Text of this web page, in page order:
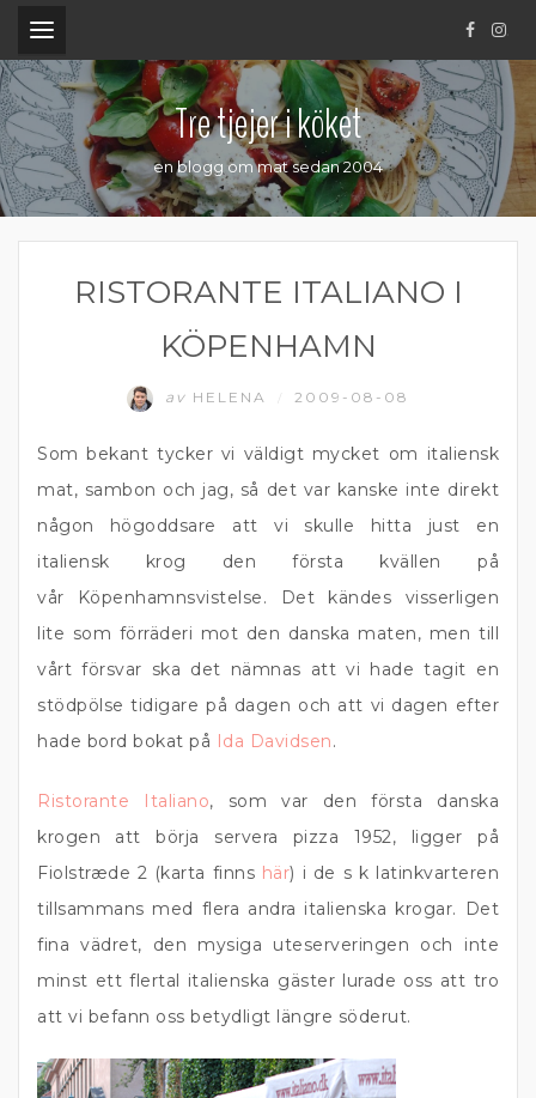
.
Tre tjejer i köket
en blogg om mat sedan 2004
RISTORANTE ITALIANO I
KÖPENHAMN
av HELENA 2009-08-08
Som bekant tycker vi väldigt mycket om italiensk
mat, sambon och jag, så det var kanske inte direkt
någon högoddsare att vi skulle hitta just en
italiensk krog den första kvällen på
vår Köpenhamnsvistelse. Det kändes visserligen
lite som förräderi mot den danska maten, men till
vårt försvar ska det nämnas att vi hade tagit en
stödpölse tidigare på dagen och att vi dagen efter
hade bord bokat på Ida Davidsen.
Ristorante Italiano, som var den första danska
krogen att börja servera pizza 1952, ligger på
Fiolstræde 2 (karta finns här) i de s k latinkvarteren
tillsammans med flera andra italienska krogar. Det
fina vädret, den mysiga uteserveringen och inte
minst ett flertal italienska gäster lurade oss att tro
att vi befann oss betydligt längre söderut.